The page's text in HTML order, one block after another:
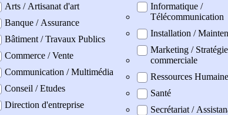
Arts / Artisanat d'art
Banque / Assurance
Bâtiment / Travaux Publics
Commerce / Vente
Communication / Multimédia
Conseil / Etudes
Direction d'entreprise
Informatique /
Télécommunication
Installation /
Marketing / Stratégie
commerciale
Ressources
Santé
Secrétariat /